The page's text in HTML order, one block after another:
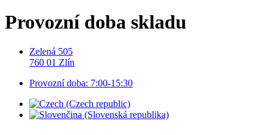
Provozní doba skladu
Zelená 505
760 01 Zlín
Provozní doba: 7:00-15:30